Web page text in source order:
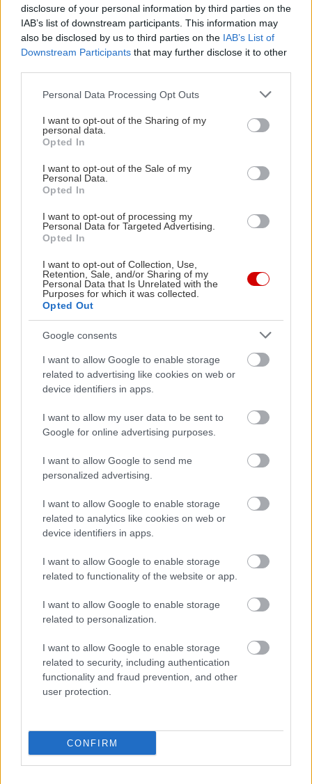
disclosure of your personal information by third parties on the
IAB’s list of downstream participants. This information may
also be disclosed by us to third parties on the IAB’s List of
Downstream Participants that may further disclose it to other
Please note that this website/app uses one or more Google
not limited to your visit or usage behaviour. You may click to
grant or deny consent to Google and its third-party tags to
use your data for below specified purposes in below Google
consent section.
Personal Data Processing Opt Outs
I want to opt-out of the Sharing of my
personal data.
Opted In
I want to opt-out of the Sale of my
Personal Data.
Opted In
I want to opt-out of processing my
Personal Data for Targeted Advertising.
Opted In
I want to opt-out of Collection, Use,
Retention, Sale, and/or Sharing of my
Personal Data that Is Unrelated with the
Purposes for which it was collected.
Opted Out
Google consents
I want to allow Google to enable storage
related to advertising like cookies on web or
device identifiers in apps.
I want to allow my user data to be sent to
Google for online advertising purposes.
I want to allow Google to send me
personalized advertising.
I want to allow Google to enable storage
related to analytics like cookies on web or
device identifiers in apps.
I want to allow Google to enable storage
related to functionality of the website or app.
I want to allow Google to enable storage
related to personalization.
I want to allow Google to enable storage
related to security, including authentication
functionality and fraud prevention, and other
user protection.
CONFIRM
εναλλασσόμενο ρεπερτόριο με το "Όλα για τη
μητέρα μου" - για τις ακριβείς ώρες και
ημέρες παράστασης, δείτε το συνημμένο
πρόγραμμα στα Σχετικά Έγγραφα πάνω δεξιά.